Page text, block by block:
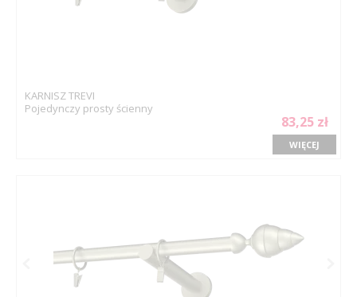
KARNISZ TREVI
Pojedynczy prosty ścienny
83,25 zł
WIĘCEJ